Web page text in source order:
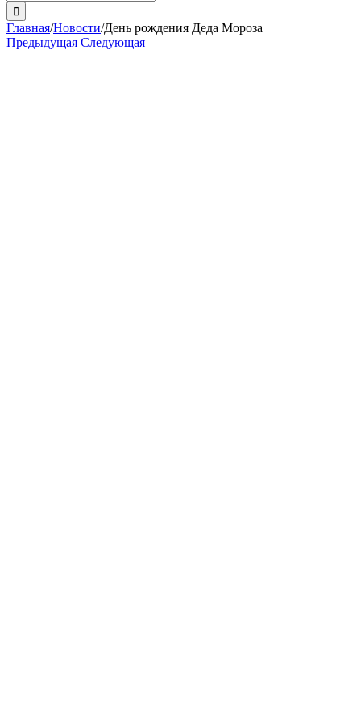
поиска:
Главная/Новости/День рождения Деда Мороза
Предыдущая Следующая